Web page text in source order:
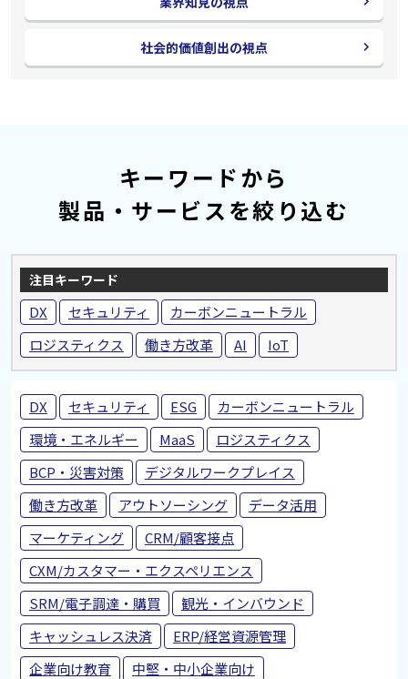
社会的価値創出の視点
キーワードから
製品・サービスを絞り込む
注目キーワード
DX セキュリティ
カーボンニュートラル
ロジスティクス
働き方改革 AI IoT
DX セキュリティ ESG
カーボンニュートラル
環境・エネルギー
MaaS
ロジスティクス
BCP・災害対策
デジタルワークプレイス
働き方改革
アウトソーシング
データ活用
マーケティング
CRM/顧客接点
CXM/カスタマー・エクスペリエンス
SRM/電子調達・購買
観光・インバウンド
キャッシュレス決済
ERP/経営資源管理
企業向け教育
中堅・中小企業向け